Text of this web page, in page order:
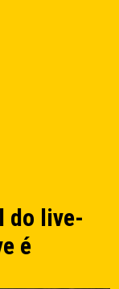
do live-
é